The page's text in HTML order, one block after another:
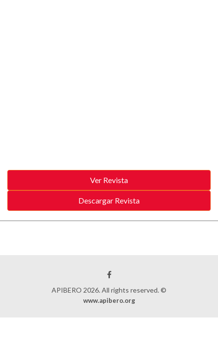
APIBERO 2026. All rights reserved. ©
www.apibero.org